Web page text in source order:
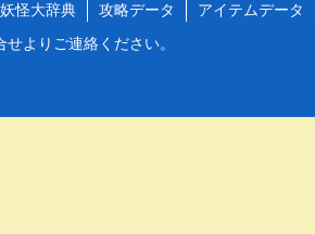
妖怪大辞典 攻略データ アイテムデータ
せよりご連絡ください。